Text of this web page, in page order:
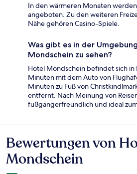
In den wärmeren Monaten
angeboten. Zu den weiteren
Nähe gehören Casino-Spiele.
Was gibt es in der
Mondschein zu sehen?
Hotel Mondschein befindet sich in
Minuten mit dem Auto von
Minuten zu Fuß von
entfernt. Nach Meinung von
fußgängerfreundlich und ideal
Bewertungen
Bewertungen von
Mondschein